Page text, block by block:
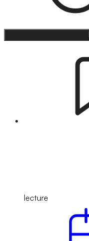
lecture